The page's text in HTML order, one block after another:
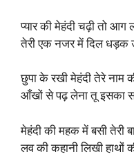
प्यार की मेहंदी चढ़ी तो आग
तेरी एक नजर में दिल धड़क
छुपा के रखी मेहंदी तेरे नाम
आँखों से पढ़ लेना तू इसका
मेहंदी की महक में बसी तेरी
लव की कहानी लिखी हाथों